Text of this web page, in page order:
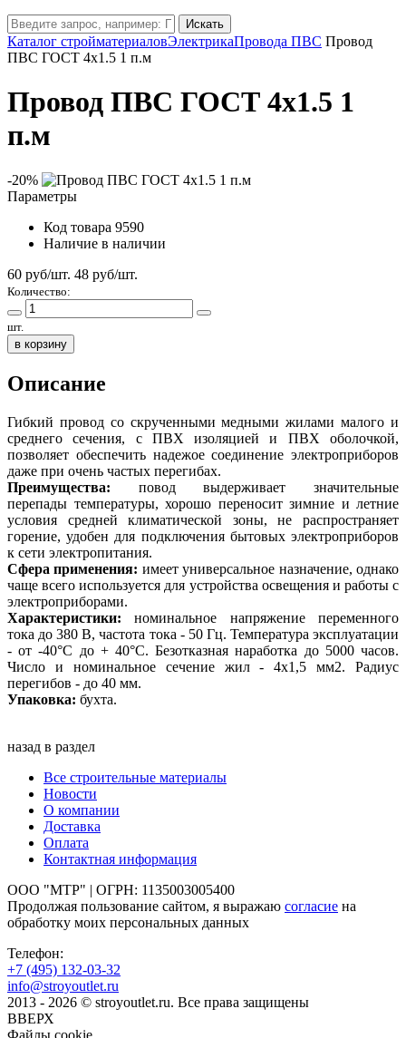
Искать
Каталог стройматериаловЭлектрикаПровода ПВС Провод
ПВС ГОСТ 4х1.5 1 п.м
Провод ПВС ГОСТ 4х1.5 1
п.м
-20%
Параметры
Код товара 9590
Наличие в наличии
60 руб/шт. 48 руб/шт.
Количество:
шт.
в корзину
Описание
Гибкий провод со скрученными медными жилами малого и
среднего сечения, с ПВХ изоляцией и ПВХ оболочкой,
позволяет обеспечить надежое соединение электроприборов
даже при очень частых перегибах.
Преимущества: повод выдерживает значительные
перепады температуры, хорошо переносит зимние и летние
условия средней климатической зоны, не распространяет
горение, удобен для подключения бытовых электроприборов
к сети электропитания.
Сфера применения: имеет универсальное назначение, однако
чаще всего используется для устройства освещения и работы с
электроприборами.
Характеристики:номинальное напряжение переменного
тока до 380 В, частота тока - 50 Гц. Температура эксплуатации
- от -40°С до + 40°С. Безотказная наработка до 5000 часов.
Число и номинальное сечение жил - 4х1,5 мм2. Радиус
перегибов - до 40 мм.
Упаковка: бухта.
назад в раздел
Все строительные материалы
Новости
О компании
Доставка
Оплата
Контактная информация
ООО "МТР" | ОГРН: 1135003005400
Продолжая пользование сайтом, я выражаю согласие на
обработку моих персональных данных
Телефон:
+7 (495) 132-03-32
info@stroyoutlet.ru
2013 - 2026 © stroyoutlet.ru. Все права защищены
ВВЕРХ
Файлы cookie